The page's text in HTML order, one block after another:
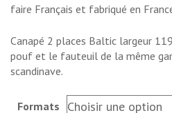
faire Français et fabriqué en
Canapé 2 places Baltic largeur
pouf et le fauteuil de la même
scandinave.
Formats